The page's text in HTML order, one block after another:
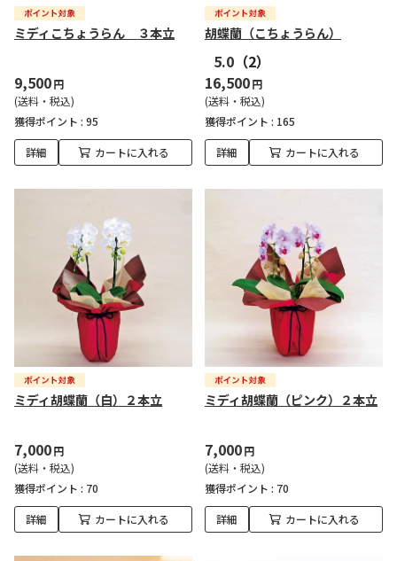
ミディこちょうらん ３本立
9,500円
(送料・税込)
獲得ポイント : 95
詳細 カートに入れる
胡蝶蘭（こちょうらん）
5.0 （2）
16,500円
(送料・税込)
獲得ポイント : 165
詳細 カートに入れる
ミディ胡蝶蘭（白）２本立
7,000円
(送料・税込)
獲得ポイント : 70
詳細 カートに入れる
ミディ胡蝶蘭（ピンク）２本立
7,000円
(送料・税込)
獲得ポイント : 70
詳細 カートに入れる